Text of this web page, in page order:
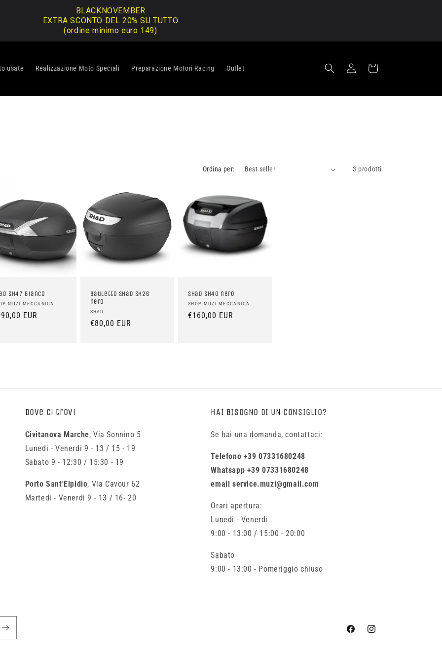
BLACKNOVEMBER
EXTRA SCONTO DEL 20% SU TUTTO
(ordine minimo euro 149)
usate Realizzazione Moto Speciali Preparazione Motori Racing Outlet Accedi Carrello
Ordina per: 3 prodotti
Sh47 bianco
MUZI MECCANICA
EUR
Bauletto Shad SH26
nero
Produttore:
SHAD
Prezzo
€80,00 EUR
Shad SH40 nero
Produttore:
SHOP MUZI MECCANICA
Prezzo
€160,00 EUR
Dove ci trovi
Civitanova Marche, Via Sonnino 5
Lunedi - Venerdi 9 - 13 / 15 - 19
Sabato 9 - 12:30 / 15:30 - 19
Porto Sant'Elpidio, Via Cavour 62
Martedi - Venerdi 9 - 13 / 16- 20
HAI BISOGNO DI UN CONSIGLIO?
Se hai una domanda, contattaci:
Telefono +39 07331680248
Whatsapp +39 07331680248
email service.muzi@gmail.com
Orari apertura:
Lunedi - Venerdi
9:00 - 13:00 / 15:00 - 20:00
Sabato
9:00 - 13:00 - Pomeriggio chiuso
FacebookInstagram